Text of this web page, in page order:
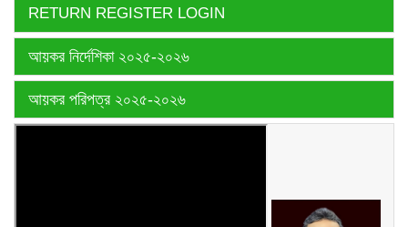
RETURN REGISTER LOGIN
আয়কর নির্দেশিকা ২০২৫-২০২৬
আয়কর পরিপত্র ২০২৫-২০২৬